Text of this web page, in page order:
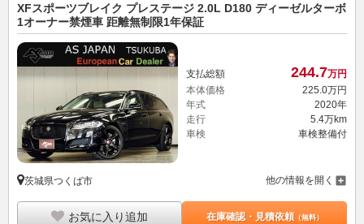
XFスポーツブレイク プレステージ 2.0L D180 ディーゼルターボ
1オーナー禁煙車 距離無制限1年保証
支払総額 244.7万円
本体価格
225.0万円
年式
2020年
走行
5.4万km
車検
車検整備付
茨城県つくば市 他の情報を開く
お気に入り追加 在庫確認・見積依頼（無料）